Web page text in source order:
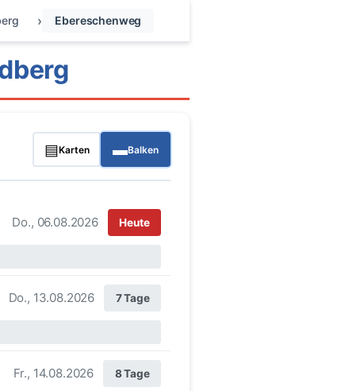
Ebereschenweg
▤Karten ▬Balken
Do., 06.08.2026 Heute
Do., 13.08.2026 7 Tage
Fr., 14.08.2026 8 Tage